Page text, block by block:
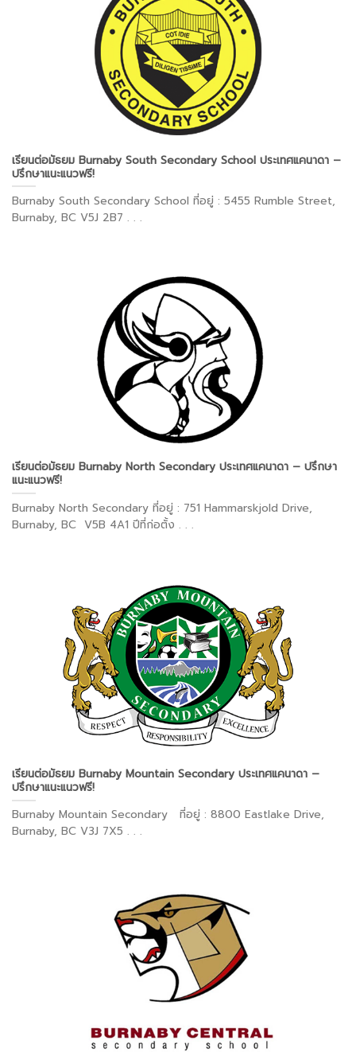
เรียนต่อมัธยม Burnaby South Secondary School ประเทศแคนาดา –
ปรึกษาแนะแนวฟรี!
Burnaby South Secondary School ที่อยู่ : 5455 Rumble Street,
Burnaby, BC V5J 2B7 . . .
เรียนต่อมัธยม Burnaby North Secondary ประเทศแคนาดา – ปรึกษา
แนะแนวฟรี!
Burnaby North Secondary ที่อยู่ : 751 Hammarskjold Drive,
Burnaby, BC V5B 4A1 ปีที่ก่อตั้ง . . .
เรียนต่อมัธยม Burnaby Mountain Secondary ประเทศแคนาดา –
ปรึกษาแนะแนวฟรี!
Burnaby Mountain Secondary ที่อยู่ : 8800 Eastlake Drive,
Burnaby, BC V3J 7X5 . . .